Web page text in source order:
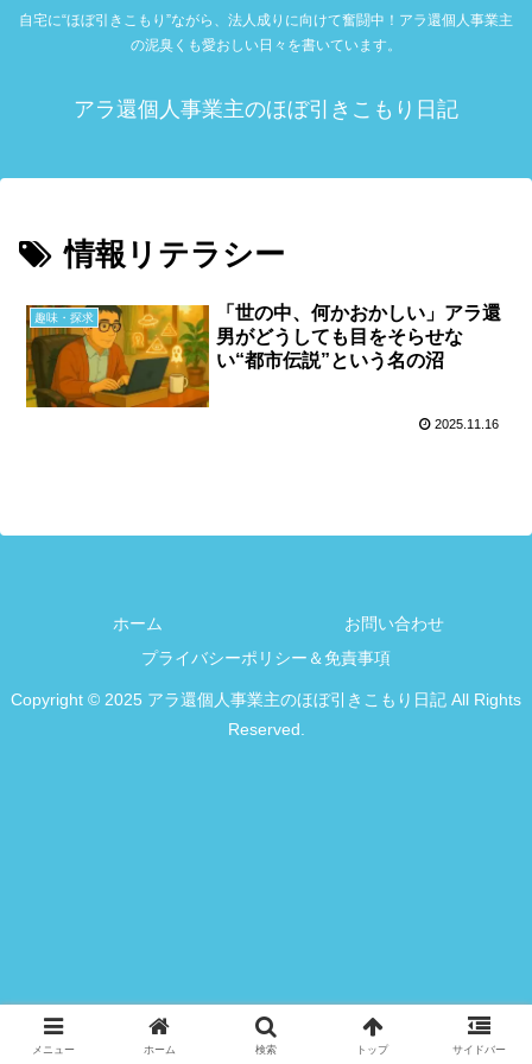
自宅に“ほぼ引きこもり”ながら、法人成りに向けて奮闘中！アラ還個人事業主
の泥臭くも愛おしい日々を書いています。
アラ還個人事業主のほぼ引きこもり日記
情報リテラシー
趣味・探求
「世の中、何かおかしい」アラ還
男がどうしても目をそらせな
い“都市伝説”という名の沼
2025.11.16
ホーム
お問い合わせ
プライバシーポリシー＆免責事項
Copyright © 2025 アラ還個人事業主のほぼ引きこもり日記 All Rights
Reserved.
メニュー ホーム 検索 トップ サイドバー